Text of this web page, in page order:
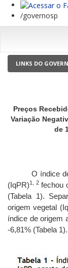
/governosp
Preços
Variação
de
O índice
(IqPR)1, 2fechou
(Tabela 1).
origem vegetal
índice de origem
-6,81% (Tabela 1).